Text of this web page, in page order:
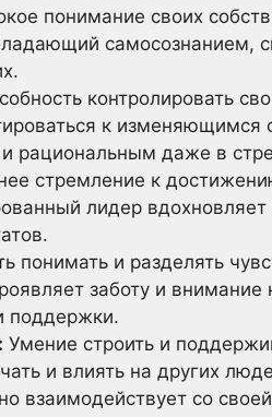
понимание своих
самосознанием,
контролировать
к
рациональным даже в
стремление к
лидер
понимать и разделять
заботу и внимание
поддержки.
Умение строить и
и влиять на других
взаимодействует со